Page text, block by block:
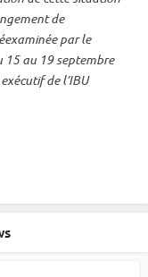
de
par le
au 19 septembre
de l’IBU